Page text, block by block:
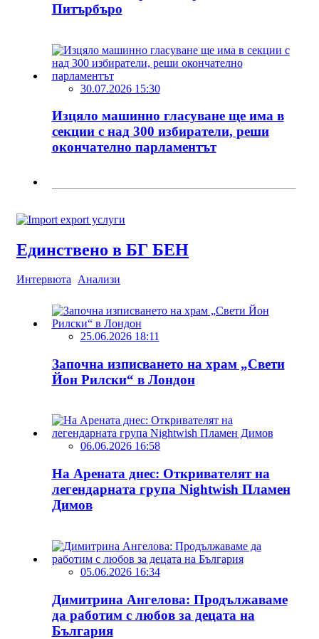
Питърбъро
30.07.2026 15:30
Изцяло машинно гласуване ще има в
секции с над 300 избиратели, реши
окончателно парламентът
Единствено в БГ БЕН
Интервюта Анализи
25.06.2026 18:11
Започна изписването на храм „Свети
Йон Рилски“ в Лондон
06.06.2026 16:58
На Арената днес: Откривателят на
легендарната група Nightwish Пламен
Димов
05.06.2026 16:34
Димитрина Ангелова: Продължаваме
да работим с любов за децата на
България